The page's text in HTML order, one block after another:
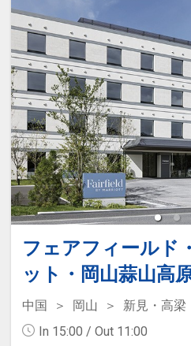
フェアフィールド
ット・岡山蒜山高
中国 岡山
新見・高梁
In 15:00 / Out 11:00